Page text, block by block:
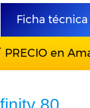
Ficha técnica
PRECIO en